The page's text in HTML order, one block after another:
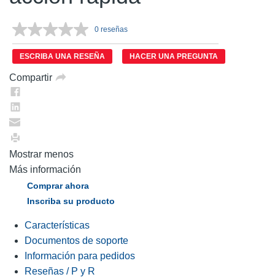
Sin
puntuación.
Enlace
en
0 reseñas
ESCRIBA UNA RESEÑA HACER UNA PREGUNTA
Compartir
Mostrar menos
Más información
Comprar ahora
Inscriba su producto
Características
Documentos de soporte
Información para pedidos
Reseñas / P y R